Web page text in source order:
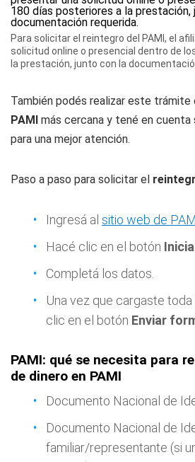
Para solicitar el reintegro del PAMI, el
solicitud online o presencial dentro de
la prestación, junto con la
También podés realizar este trámite
PAMI más cercana y tené en cuenta
para una mejor atención.
Paso a paso para solicitar el
Ingresá al sitio web de
Hacé clic en el botón
Completá los datos.
Una vez que cargaste
clic en el botón Enviar
PAMI: qué se necesita para
de dinero en PAMI
Documento Nacional de
Documento Nacional de
familiar/representante (si